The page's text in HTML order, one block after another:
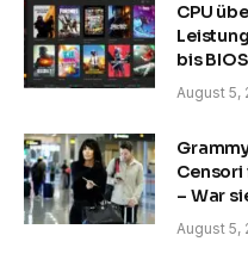
CPU
bis BIOS
August 5,
– War
August 5,